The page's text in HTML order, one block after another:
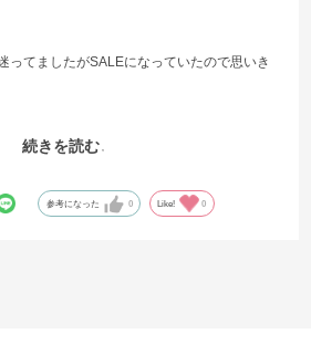
ってましたがSALEになっていたので思いき
ので購入しやすくなります。是非、ご検討
続きを読む
参考になった 0 Like! 0